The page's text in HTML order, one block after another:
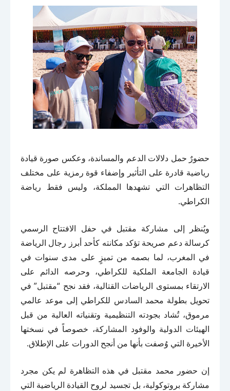
حضورٌ حمل دلالات الدعم والمساندة، وعكس صورة قيادة
رياضية قادرة على التأثير وإضفاء قوة رمزية على مختلف
التظاهرات التي تشهدها المملكة، وليس فقط رياضة
الكراطي.
ويُنظر إلى مشاركة مقتبل في حفل الافتتاح الرسمي
كرسالة دعم صريحة تؤكد مكانته كأحد أبرز رجال الرياضة
في المغرب، لما بصمه من تميزٍ على مدى سنوات في
قيادة الجامعة الملكية للكراطي، وحرصه الدائم على
الارتقاء بمستوى الرياضات القتالية، فقد نجح “مقتبل” في
تحويل بطولة محمد السادس للكراطي إلى موعد عالمي
مرموق، تُشاد بجودته التنظيمية وتقنياته العالية من قبل
الهيئات الدولية والوفود المشاركة، خصوصاً في نسختها
الأخيرة التي وُصفت بأنها من أنجح الدورات على الإطلاق.
إن حضور محمد مقتبل في هذه التظاهرة لم يكن مجرد
مشاركة بروتوكولية، بل تجسيد لروح القيادة الرياضية التي